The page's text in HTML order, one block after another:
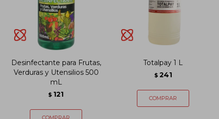
Desinfectante para Frutas,
Verduras y Utensilios 500
mL
$ 121
Totalpay 1 L
$ 241